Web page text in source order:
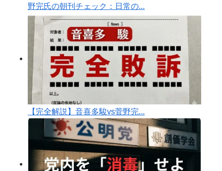
野完氏の朝刊チェック：日常の...
【完全解説】音喜多駿vs菅野完...